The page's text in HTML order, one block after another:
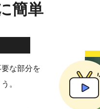
簡単
な部分を
。